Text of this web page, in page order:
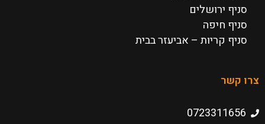
סניף ירושלים
סניף חיפה
סניף קריות – אביעזר בבית
צרו קשר
0723311656